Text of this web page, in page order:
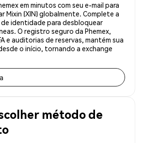
em minutos com seu e-mail para
Mixin (XIN) globalmente. Complete a
identidade para desbloquear
O registro seguro da Phemex,
e auditorias de reservas, mantém sua
o início, tornando a exchange
método de